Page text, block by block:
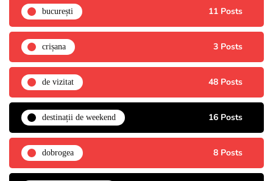
bucurești 11 Posts
crișana 3 Posts
de vizitat 48 Posts
destinații de weekend 16 Posts
dobrogea 8 Posts